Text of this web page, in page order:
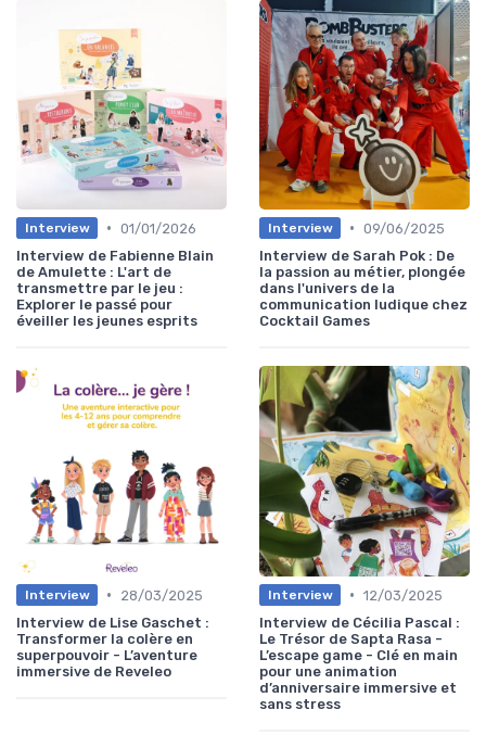
Interview • 01/01/2026
Interview de Fabienne Blain
de Amulette : L'art de
transmettre par le jeu :
Explorer le passé pour
éveiller les jeunes esprits
Interview • 09/06/2025
Interview de Sarah Pok : De
la passion au métier, plongée
dans l'univers de la
communication ludique chez
Cocktail Games
Interview •
28/03/2025
Interview de Lise Gaschet :
Transformer la colère en
superpouvoir - L’aventure
immersive de Reveleo
Interview • 12/03/2025
Interview de Cécilia Pascal :
Le Trésor de Sapta Rasa -
L’escape game - Clé en main
pour une animation
d’anniversaire immersive et
sans stress